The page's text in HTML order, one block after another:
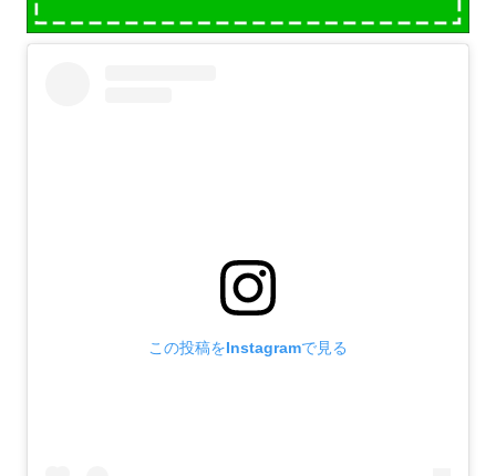
この投稿をInstagramで見る